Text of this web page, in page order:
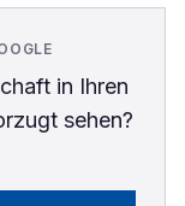
in Ihren
sehen?